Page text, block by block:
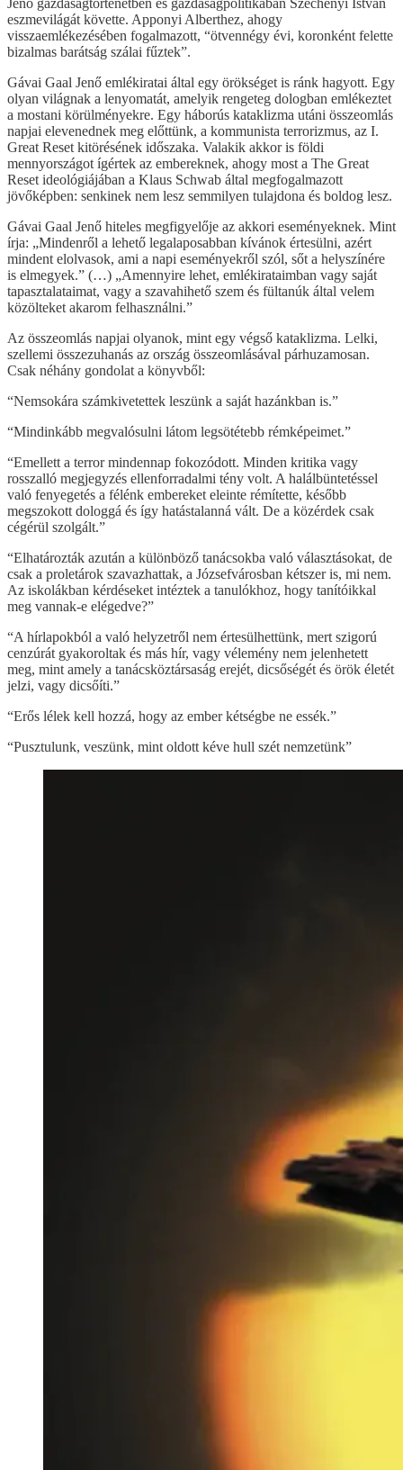
eszmevilágát követte. Apponyi Alberthez, ahogy
visszaemlékezésében fogalmazott, “ötvennégy évi, koronként felette
bizalmas barátság szálai fűztek”.
Gávai Gaal Jenő emlékiratai által egy örökséget is ránk hagyott. Egy
olyan világnak a lenyomatát, amelyik rengeteg dologban emlékeztet
a mostani körülményekre. Egy háborús kataklizma utáni összeomlás
napjai elevenednek meg előttünk, a kommunista terrorizmus, az I.
Great Reset kitörésének időszaka. Valakik akkor is földi
mennyországot ígértek az embereknek, ahogy most a The Great
Reset ideológiájában a Klaus Schwab által megfogalmazott
jövőképben: senkinek nem lesz semmilyen tulajdona és boldog lesz.
Gávai Gaal Jenő hiteles megfigyelője az akkori eseményeknek. Mint
írja: „Mindenről a lehető legalaposabban kívánok értesülni, azért
mindent elolvasok, ami a napi eseményekről szól, sőt a helyszínére
is elmegyek.” (…) „Amennyire lehet, emlékirataimban vagy saját
tapasztalataimat, vagy a szavahihető szem és fültanúk által velem
közölteket akarom felhasználni.”
Az összeomlás napjai olyanok, mint egy végső kataklizma. Lelki,
szellemi összezuhanás az ország összeomlásával párhuzamosan.
Csak néhány gondolat a könyvből:
“Nemsokára számkivetettek leszünk a saját hazánkban is.”
“Mindinkább megvalósulni látom legsötétebb rémképeimet.”
“Emellett a terror mindennap fokozódott. Minden kritika vagy
rosszalló megjegyzés ellenforradalmi tény volt. A halálbüntetéssel
való fenyegetés a félénk embereket eleinte rémítette, később
megszokott dologgá és így hatástalanná vált. De a közérdek csak
cégérül szolgált.”
“Elhatározták azután a különböző tanácsokba való választásokat, de
csak a proletárok szavazhattak, a Józsefvárosban kétszer is, mi nem.
Az iskolákban kérdéseket intéztek a tanulókhoz, hogy tanítóikkal
meg vannak-e elégedve?”
“A hírlapokból a való helyzetről nem értesülhettünk, mert szigorú
cenzúrát gyakoroltak és más hír, vagy vélemény nem jelenhetett
meg, mint amely a tanácsköztársaság erejét, dicsőségét és örök életét
jelzi, vagy dicsőíti.”
“Erős lélek kell hozzá, hogy az ember kétségbe ne essék.”
“Pusztulunk, veszünk, mint oldott kéve hull szét nemzetünk”